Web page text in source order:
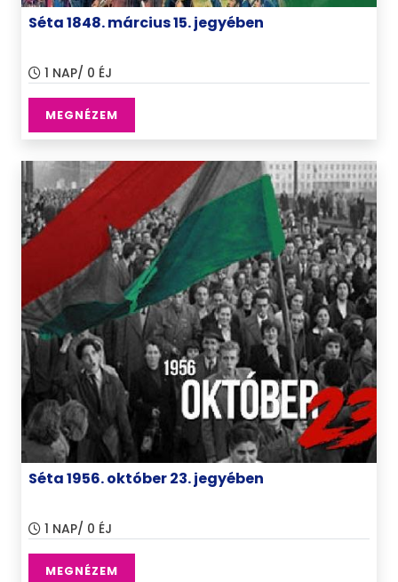
Séta 1848. március 15. jegyében
1 NAP/ 0 ÉJ
MEGNÉZEM
Séta 1956. október 23. jegyében
1 NAP/ 0 ÉJ
MEGNÉZEM